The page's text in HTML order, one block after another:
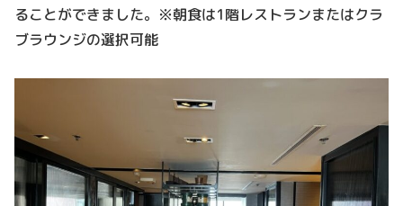
ることができました。※朝食は1階レストランまたはクラ
ブラウンジの選択可能